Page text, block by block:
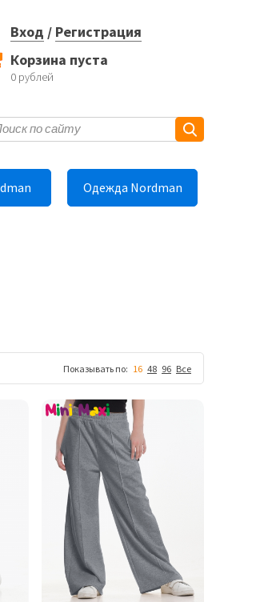
Вход / Регистрация
Корзина пуста
0 рублей
Одежда Nordman
Показывать по: 16 48 96 Все